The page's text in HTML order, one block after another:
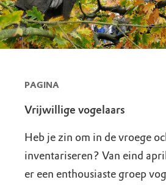
PAGINA
Vrijwillige vogelaars
Heb je zin om in de vroege
inventariseren? Van eind
er een enthousiaste groep